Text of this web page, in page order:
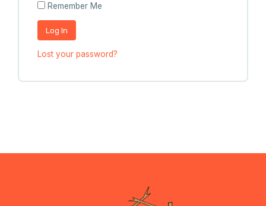
Remember Me
Log In
Lost your password?